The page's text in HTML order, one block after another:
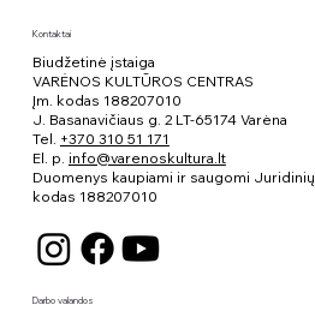
Kontaktai
Biudžetinė įstaiga
VARĖNOS KULTŪROS CENTRAS
Įm. kodas 188207010
J. Basanavičiaus g. 2 LT-65174 Varėna
Tel. +370 310 51 171
El. p. info@varenoskultura.lt
Duomenys kaupiami ir saugomi
kodas 188207010
Darbo valandos